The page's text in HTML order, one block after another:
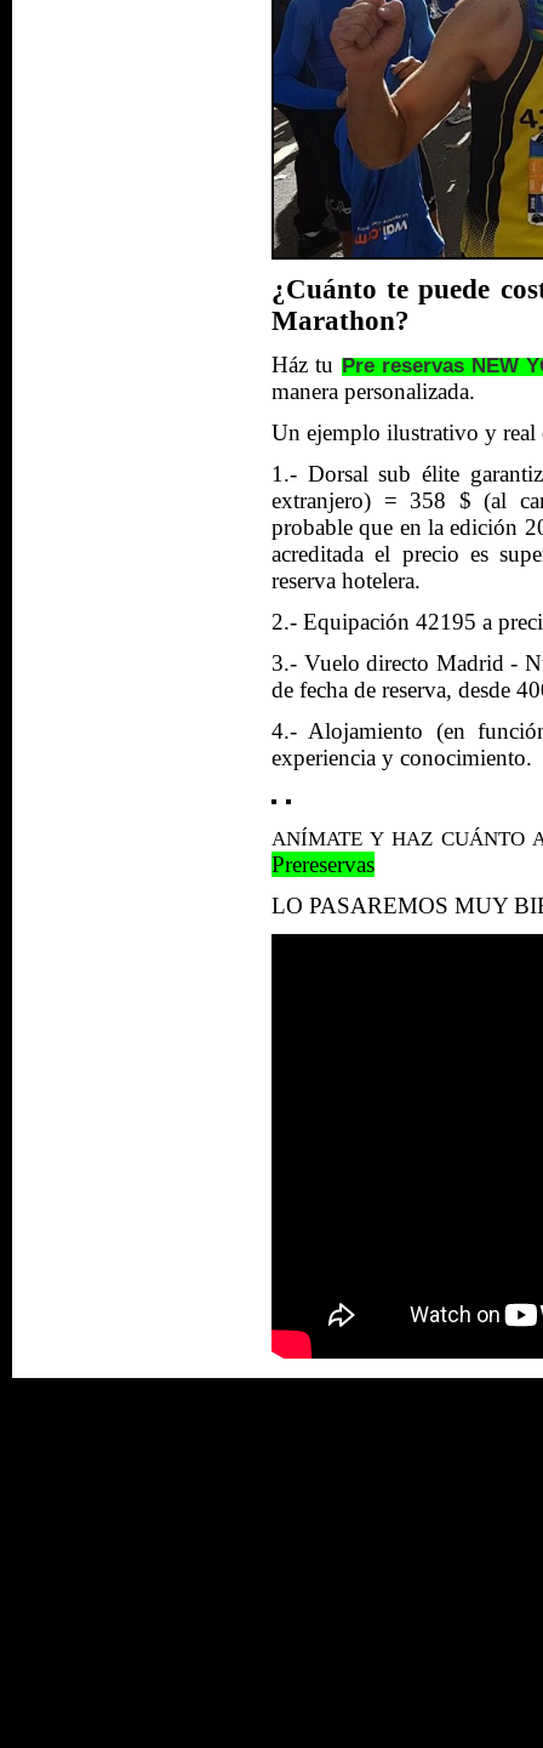
¿Cuánto te puede
Marathon?
Ház tu Pre reservas NEW
manera personalizada.
Un ejemplo ilustrativo y real
1.- Dorsal sub élite
extranjero) = 358 $ (al
probable que en la edición
acreditada el precio es
reserva hotelera.
2.- Equipación 42195 a
3.- Vuelo directo Madrid -
de fecha de reserva, desde
4.- Alojamiento (en
experiencia y conocimiento.
ANÍMATE Y HAZ CUÁNTO
Prereservas
LO PASAREMOS MUY